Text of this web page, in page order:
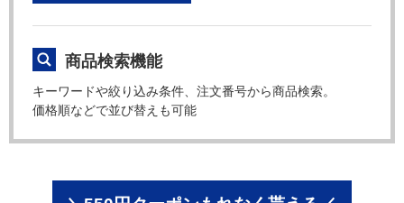
商品検索機能
キーワードや絞り込み条件、注文番号から商品検索。
価格順などで並び替えも可能